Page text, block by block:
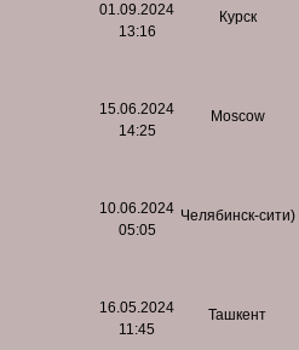
01.09.2024
13:16
Курск
15.06.2024
14:25
Moscow
10.06.2024
05:05
Челябинск-сити)
16.05.2024
11:45
Ташкент